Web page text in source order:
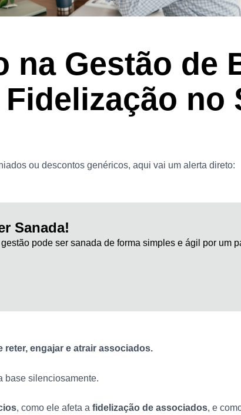
na Gestão de
no
ou descontos genéricos, aqui vai um alerta direto:
Sanada!
pode ser sanada de forma simples e ágil por um
reter, engajar e atrair associados.
base silenciosamente.
, como ele afeta a fidelização de associados, e